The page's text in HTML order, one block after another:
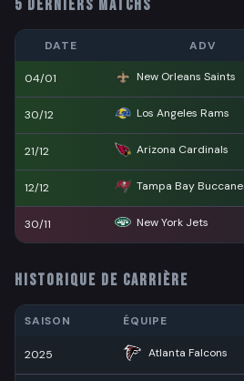
5 DERNIERS MATCHS
DATE ADV
04/01 New Orleans Saints
30/12 Los Angeles Rams
21/12 Arizona Cardinals
12/12 Tampa Bay
30/11 New York Jets
HISTORIQUE DE CARRIÈRE
SAISON ÉQUIPE
2025 Atlanta Falcons